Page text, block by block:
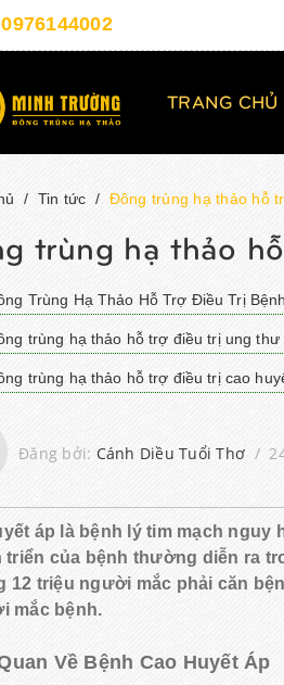
0976144002
TRANG CHỦ
/ Tin tức / Đông trùng hạ thảo hỗ
trùng hạ thảo
Trùng Hạ Thảo Hỗ Trợ Điều Trị
trùng hạ thảo hỗ trợ điều trị ung thư
trùng hạ thảo hỗ trợ điều trị cao
Đăng bởi: Cánh Diều Tuổi Thơ /
áp là bệnh lý tim mạch
triển của bệnh thường diễn ra
12 triệu người mắc phải căn
mắc bệnh.
Về Bệnh Cao Huyết Áp